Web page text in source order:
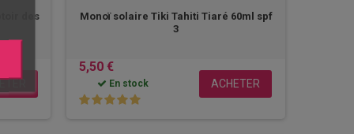
des
Monoï solaire Tiki Tahiti Tiaré 60ml spf
3
5,50 €
En stock ACHETER